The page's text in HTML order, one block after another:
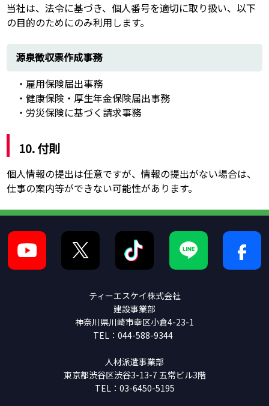
当社は、法令に基づき、個人番号を適切に取り扱い、以下
の目的のためにのみ利用します。
源泉徴収票作成事務
・雇用保険届出事務
・健康保険・厚生年金保険届出事務
・労災保険に基づく請求事務
10. 付則
個人情報の提出は任意ですが、情報の提出がない場合は、
仕事の案内等ができない可能性があります。
ティーエスケイ株式会社
建設事業部
神奈川県川崎市幸区小倉4-23-1
TEL：044-588-9344
人材派遣事業部
東京都渋谷区渋谷3-13-7 五常ビル3階
TEL：03-6450-5195